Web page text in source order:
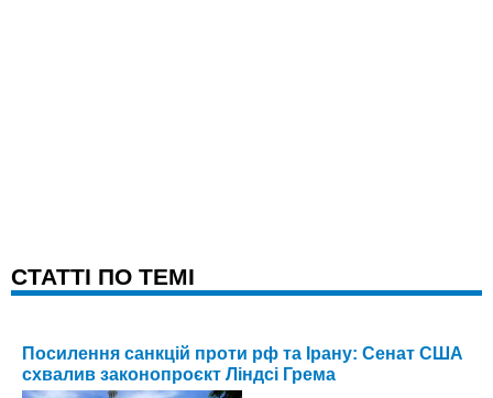
CТАТТІ ПО ТЕМІ
Посилення санкцій проти рф та Ірану: Сенат США
схвалив законопроєкт Ліндсі Грема